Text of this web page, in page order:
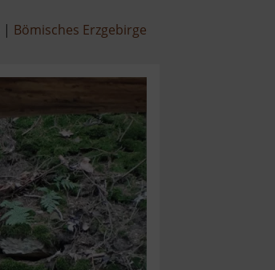
Bömisches Erzgebirge